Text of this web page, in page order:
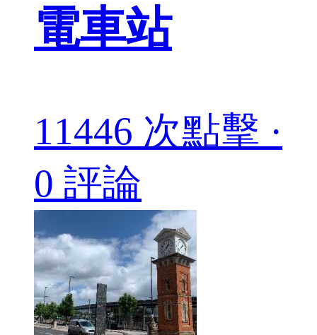
電車站
11446 次點擊 ·
0 評論